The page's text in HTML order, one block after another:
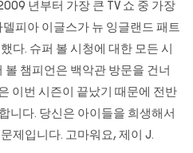
년부터 가장 큰 TV 쇼 중 가장
피아 이글스가 뉴 잉글랜드 패트
다. 슈퍼 볼 시청에 대한 모든 시
볼 챔피언은 백악관 방문을 건너
이번 시즌이 끝났기 때문에 전반
니다. 당신은 아이들을 희생해서
제입니다. 고마워요, 제이 J.